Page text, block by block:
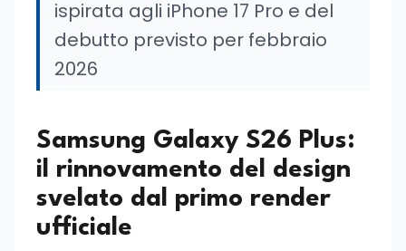
ispirata agli iPhone 17 Pro e del
debutto previsto per febbraio
2026
Samsung Galaxy S26 Plus:
il rinnovamento del design
svelato dal primo render
ufficiale